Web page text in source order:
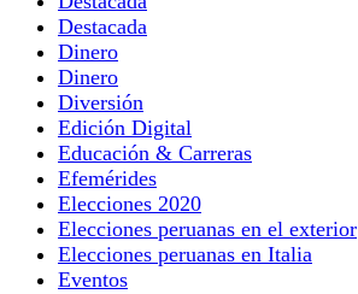
Destacada
Dinero
Dinero
Diversión
Edición Digital
Educación & Carreras
Efemérides
Elecciones 2020
Elecciones peruanas en el exterior
Elecciones peruanas en Italia
Eventos